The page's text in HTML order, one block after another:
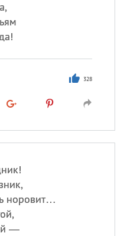
328
норовит…
—
значение